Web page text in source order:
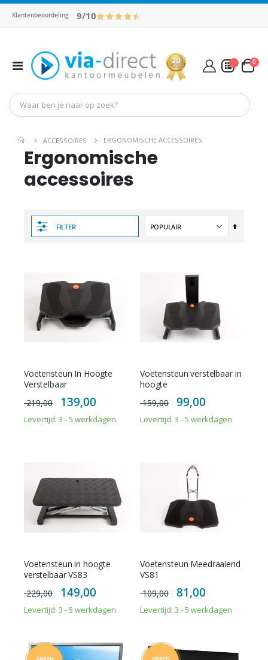
Klantenbeoordeling 9/10
Toggle
Nav
Cart
0
ACCESSOIRES ERGONOMISCHE ACCESSOIRES
Ergonomische
accessoires
FILTER
Van
Voetensteun In Hoogte
Verstelbaar
219,00
Special
Price
139,00
Levertijd: 3 - 5 werkdagen
Voetensteun verstelbaar in
hoogte
159,00
Special
Price
99,00
Levertijd: 3 - 5 werkdagen
Voetensteun in hoogte
verstelbaar VS83
229,00
Special
Price
149,00
Levertijd: 3 - 5 werkdagen
Voetensteun Meedraaiend
VS81
109,00
Special
Price
81,00
Levertijd: 3 - 5 werkdagen